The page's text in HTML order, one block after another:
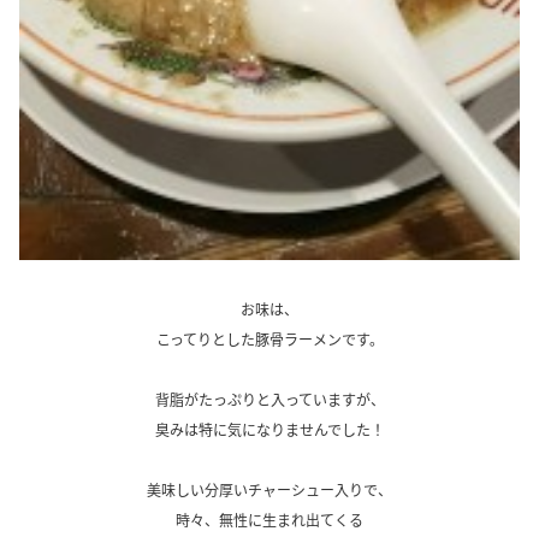
お味は、
こってりとした豚骨ラーメンです。
背脂がたっぷりと入っていますが、
臭みは特に気になりませんでした！
美味しい分厚いチャーシュー入りで、
時々、無性に生まれ出てくる